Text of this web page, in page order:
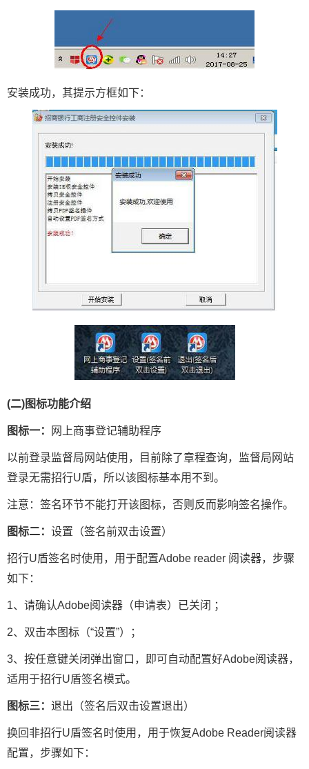
安装成功，其提示方框如下：
(二)图标功能介绍
图标一： 网上商事登记辅助程序
以前登录监督局网站使用，目前除了章程查询，监督局网站
登录无需招行U盾，所以该图标基本用不到。
注意：签名环节不能打开该图标，否则反而影响签名操作。
图标二： 设置（签名前双击设置）
招行U盾签名时使用，用于配置Adobe reader 阅读器，步骤
如下：
1、请确认Adobe阅读器（申请表）已关闭 ；
2、双击本图标（“设置”）；
3、按任意键关闭弹出窗口，即可自动配置好Adobe阅读器，
适用于招行U盾签名模式。
图标三： 退出（签名后双击设置退出）
换回非招行U盾签名时使用，用于恢复Adobe Reader阅读器
配置，步骤如下：